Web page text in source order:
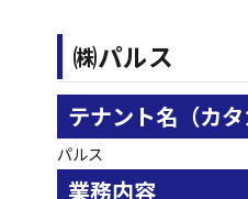
㈱パルス
テナント名（カタ
パルス
業務内容